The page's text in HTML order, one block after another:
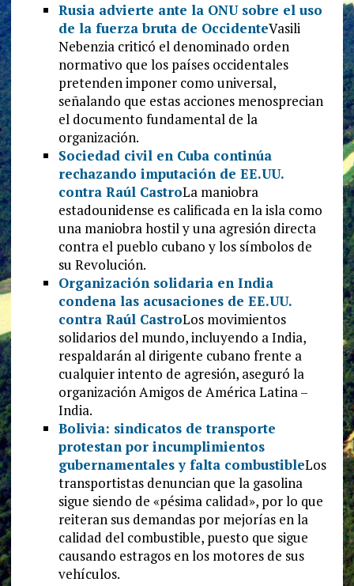
Rusia advierte ante la ONU sobre el uso
de la fuerza bruta de OccidenteVasili
Nebenzia criticó el denominado orden
normativo que los países occidentales
pretenden imponer como universal,
señalando que estas acciones menosprecian
el documento fundamental de la
organización.
Sociedad civil en Cuba continúa
rechazando imputación de EE.UU.
contra Raúl CastroLa maniobra
estadounidense es calificada en la isla como
una maniobra hostil y una agresión directa
contra el pueblo cubano y los símbolos de
su Revolución.
Organización solidaria en India
condena las acusaciones de EE.UU.
contra Raúl CastroLos movimientos
solidarios del mundo, incluyendo a India,
respaldarán al dirigente cubano frente a
cualquier intento de agresión, aseguró la
organización Amigos de América Latina –
India.
Bolivia: sindicatos de transporte
protestan por incumplimientos
gubernamentales y falta combustibleLos
transportistas denuncian que la gasolina
sigue siendo de «pésima calidad», por lo que
reiteran sus demandas por mejorías en la
calidad del combustible, puesto que sigue
causando estragos en los motores de sus
vehículos.